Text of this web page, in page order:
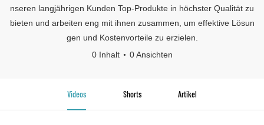
nseren langjährigen Kunden Top-Produkte in höchster Qualität zu
bieten und arbeiten eng mit ihnen zusammen, um effektive Lösun
gen und Kostenvorteile zu erzielen.
0 Inhalt
0 Ansichten
Videos Shorts Artikel